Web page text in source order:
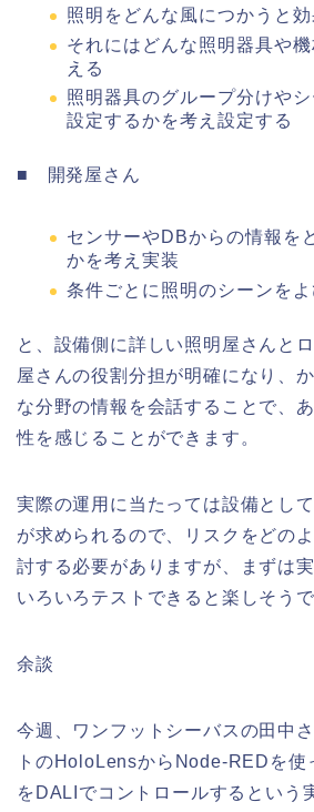
照明をどんな風につかうと
それにはどんな照明器具や
える
照明器具のグループ分けや
設定するかを考え設定する
■ 開発屋さん
センサーやDBからの情報を
かを考え実装
条件ごとに照明のシーンを
と、設備側に詳しい照明屋さんと
屋さんの役割分担が明確になり、
な分野の情報を会話することで、
性を感じることができます。
実際の運用に当たっては設備とし
が求められるので、リスクをどの
討する必要がありますが、まずは
いろいろテストできると楽しそうで
余談
今週、ワンフットシーバスの田中
トのHoloLensからNode-REDを使
をDALIでコントロールするという